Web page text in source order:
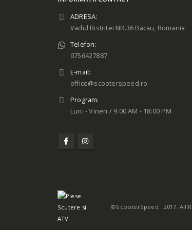
ADRESA:
Vadul Bistritei NR.36 Bacau, Romania
Telefon:
0756427887
E-mail:
office@scooterspeed.ro
Program:
Luni - Vineri / 9:00 AM - 18:00 PM
©ScooterSpeed . 2017. All